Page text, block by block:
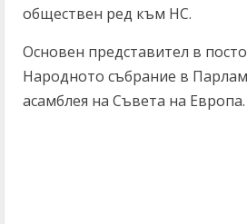
обществен ред към НС.
Основен представител в
Народното събрание в
асамблея на Съвета на Европа.